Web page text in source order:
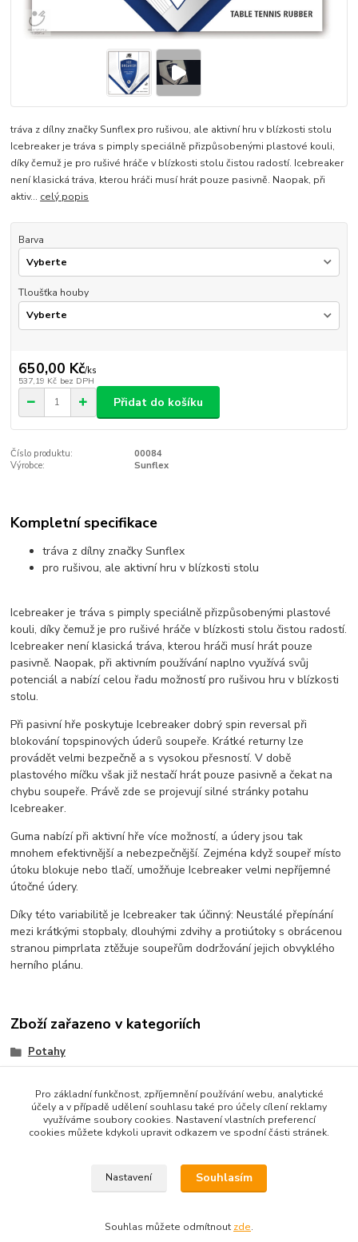
tráva z dílny značky Sunflex pro rušivou, ale aktivní hru v blízkosti stolu
Icebreaker je tráva s pimply speciálně přizpůsobenými plastové kouli,
díky čemuž je pro rušivé hráče v blízkosti stolu čistou radostí. Icebreaker
není klasická tráva, kterou hráči musí hrát pouze pasivně. Naopak, při
aktiv... celý popis
Barva
Tloušťka houby
650,00 Kč/ks
537,19 Kč bez DPH
Přidat do košíku
Číslo produktu:
00084
Výrobce:
Sunflex
Kompletní specifikace
tráva z dílny značky Sunflex
pro rušivou, ale aktivní hru v blízkosti stolu
Icebreaker je tráva s pimply speciálně přizpůsobenými plastové
kouli, díky čemuž je pro rušivé hráče v blízkosti stolu čistou radostí.
Icebreaker není klasická tráva, kterou hráči musí hrát pouze
pasivně. Naopak, při aktivním používání naplno využívá svůj
potenciál a nabízí celou řadu možností pro rušivou hru v blízkosti
stolu.
Při pasivní hře poskytuje Icebreaker dobrý spin reversal při
blokování topspinových úderů soupeře. Krátké returny lze
provádět velmi bezpečně a s vysokou přesností. V době
plastového míčku však již nestačí hrát pouze pasivně a čekat na
chybu soupeře. Právě zde se projevují silné stránky potahu
Icebreaker.
Guma nabízí při aktivní hře více možností, a údery jsou tak
mnohem efektivnější a nebezpečnější. Zejména když soupeř místo
útoku blokuje nebo tlačí, umožňuje Icebreaker velmi nepříjemné
útočné údery.
Díky této variabilitě je Icebreaker tak účinný: Neustálé přepínání
mezi krátkými stopbaly, dlouhými zdvihy a protiútoky s obrácenou
stranou pimprlata ztěžuje soupeřům dodržování jejich obvyklého
herního plánu.
Zboží zařazeno v kategoriích
Potahy
Copyright © 2010-2025 TT-SPORT.cz & RACKETSPORT.cz
Pro základní funkčnost, zpříjemnění používání webu, analytické
účely a v případě udělení souhlasu také pro účely cílení reklamy
využíváme soubory cookies. Nastavení vlastních preferencí
cookies můžete kdykoli upravit odkazem ve spodní části stránek.
Nastavení Souhlasím
Souhlas můžete odmítnout zde.